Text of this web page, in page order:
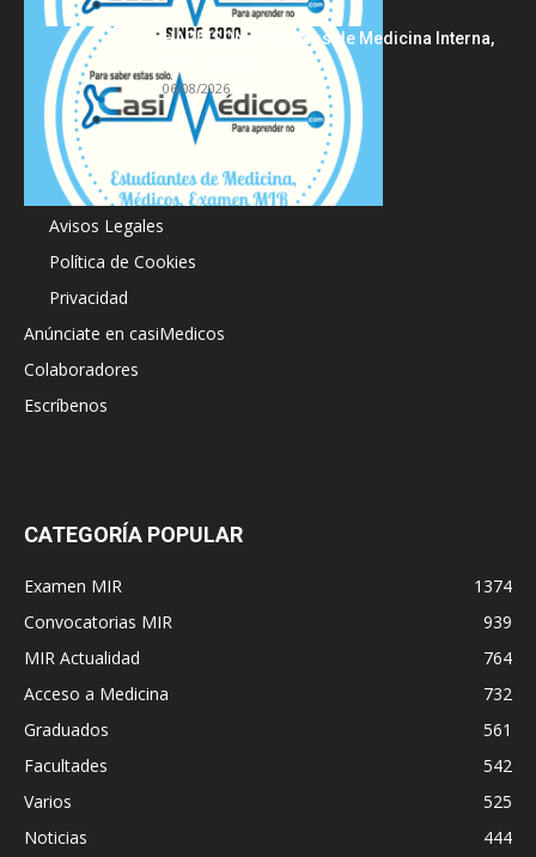
HARRISON Principios de Medicina Interna,
06/08/2026
Acerca de
Avisos Legales
Política de Cookies
Privacidad
Anúnciate en casiMedicos
Colaboradores
Escríbenos
CATEGORÍA POPULAR
Examen MIR
1374
Convocatorias MIR
939
MIR Actualidad
764
Acceso a Medicina
732
Graduados
561
Facultades
542
Varios
525
Noticias
444